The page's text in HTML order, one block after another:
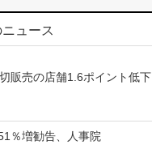
ュース
販売の店舗1.6ポイント低下
％増勧告、人事院